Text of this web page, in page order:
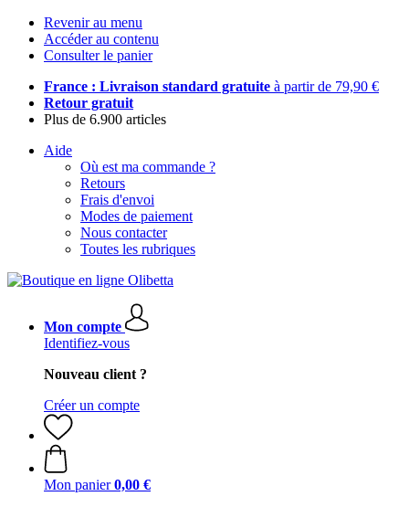
Revenir au menu
Accéder au contenu
Consulter le panier
France : Livraison standard gratuite à partir de 79,90 €
Retour gratuit
Plus de 6.900 articles
Aide
Où est ma commande ?
Retours
Frais d'envoi
Modes de paiement
Nous contacter
Toutes les rubriques
Mon compte
Identifiez-vous
Nouveau client ?
Créer un compte
Mon panier 0,00 €